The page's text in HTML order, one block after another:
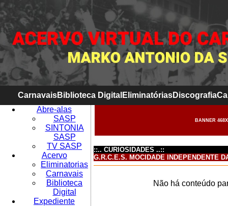
CarnavaisBiblioteca Digital EliminatóriasDiscografia
Abre-alas
SASP
SINTONIA
SASP
TV SASP
Acervo
Eliminatorias
Carnavais
Biblioteca
Digital
Expediente
BANNER
::.. CURIOSIDADES ..::
G.R.C.E.S. MOCIDADE INDEPENDENTE
Não há conteúdo